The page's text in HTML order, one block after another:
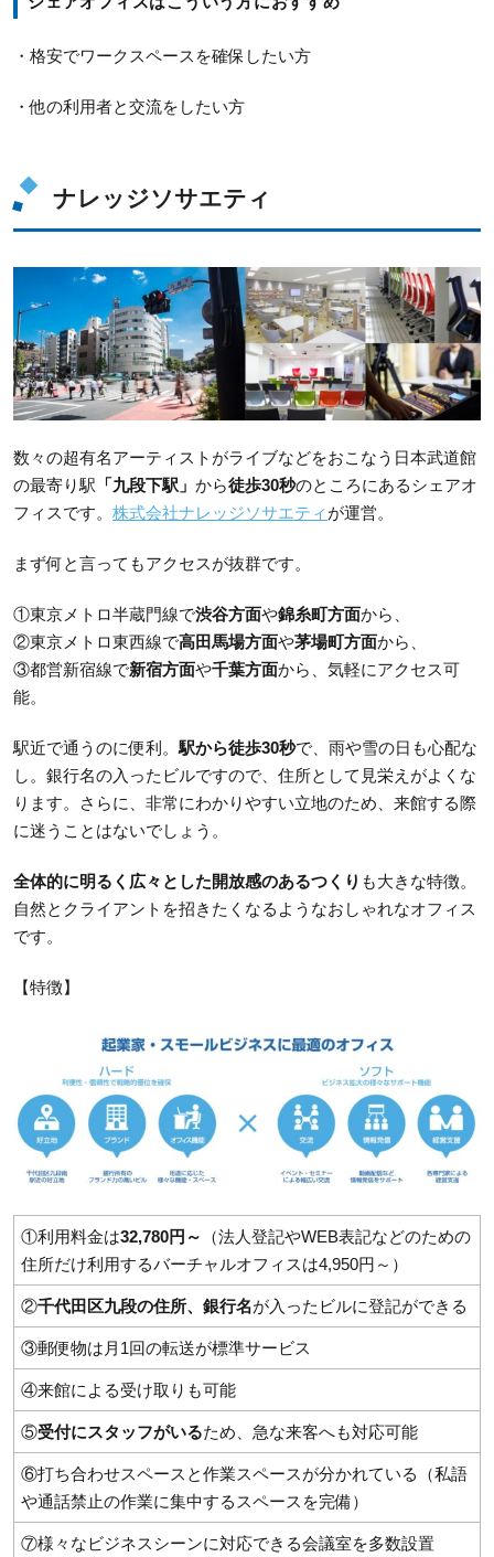
・格安でワークスペースを確保したい方
・他の利用者と交流をしたい方
ナレッジソサエティ
数々の超有名アーティストがライブなどをおこなう日本武道館
の最寄り駅 「九段下駅」 から徒歩30秒のところにあるシェアオ
フィスです。 株式会社ナレッジソサエティ が運営。
まず何と言ってもアクセスが抜群です。
①東京メトロ半蔵門線で渋谷方面や錦糸町方面から、
②東京メトロ東西線で高田馬場方面や茅場町方面から、
③都営新宿線で新宿方面や千葉方面から、気軽にアクセス可
能。
駅近で通うのに便利。 駅から徒歩30秒で、雨や雪の日も心配な
し。銀行名の入ったビルですので、住所として見栄えがよくな
ります。さらに、非常にわかりやすい立地のため、来館する際
に迷うことはないでしょう。
全体的に明るく広々とした開放感のあるつくり も大きな特徴。
自然とクライアントを招きたくなるようなおしゃれなオフィス
です。
【特徴】
①利用料金は32,780円～
（法人登記やWEB表記などのための
住所だけ利用するバーチャルオフィスは4,950円～）
②千代田区九段の住所、銀行名が入ったビルに登記ができる
③郵便物は月1回の転送が標準サービス
④来館による受け取りも可能
⑤受付にスタッフがいるため、急な来客へも対応可能
⑥打ち合わせスペースと作業スペースが分かれている（私語
や通話禁止の作業に集中するスペースを完備）
⑦様々なビジネスシーンに対応できる会議室を多数設置